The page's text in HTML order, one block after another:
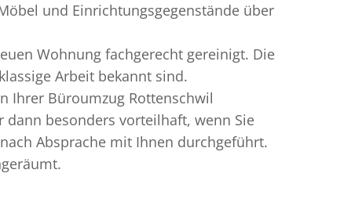
und Einrichtungsgegenstände über
Wohnung fachgerecht gereinigt. Die
Arbeit bekannt sind.
Ihrer Büroumzug Rottenschwil
besonders vorteilhaft, wenn Sie
Absprache mit Ihnen durchgeführt.